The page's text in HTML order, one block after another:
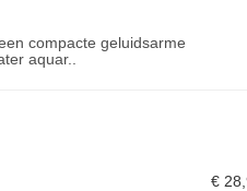
compacte geluidsarme
aquar..
€